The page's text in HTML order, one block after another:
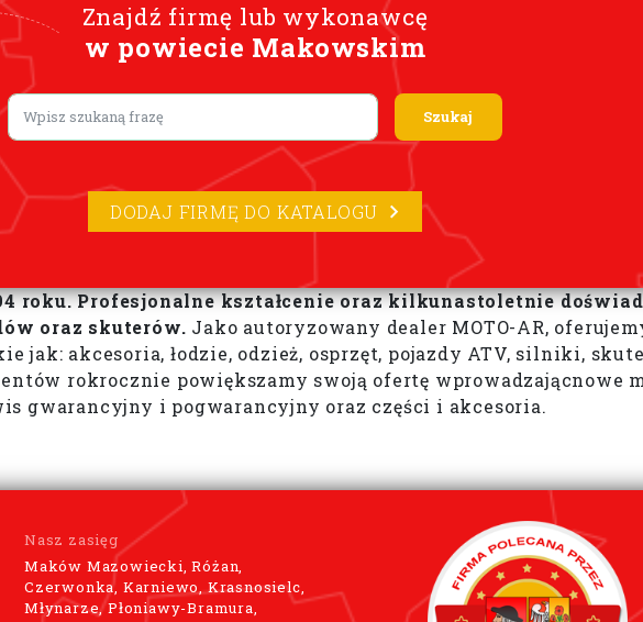
Znajdź firmę lub wykonawcę
w powiecie Makowskim
Lorem ipsum
DODAJ FIRMĘ DO KATALOGU
roku. Profesjonalne kształcenie oraz kilkunastoletnie
oraz skuterów. Jako autoryzowany dealer MOTO-AR,
jak: akcesoria, łodzie, odzież, osprzęt, pojazdy ATV, silniki,
rokrocznie powiększamy swoją ofertę wprowadzającnowe
gwarancyjny i pogwarancyjny oraz części i akcesoria.
Nasz zasięg
Maków Mazowiecki, Różan,
Czerwonka, Karniewo, Krasnosielc,
Młynarze, Płoniawy-Bramura,